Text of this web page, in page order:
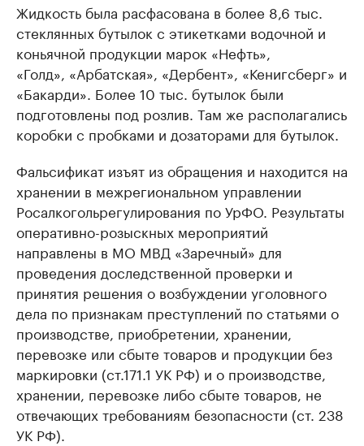
Жидкость была расфасована в более 8,6 тыс.
стеклянных бутылок с этикетками водочной и
коньячной продукции марок «Нефть»,
«Голд», «Арбатская», «Дербент», «Кенигсберг» и
«Бакарди». Более 10 тыс. бутылок были
подготовлены под розлив. Там же располагались
коробки с пробками и дозаторами для бутылок.
Фальсификат изъят из обращения и находится на
хранении в межрегиональном управлении
Росалкогольрегулирования по УрФО. Результаты
оперативно-розыскных мероприятий
направлены в МО МВД «Заречный» для
проведения доследственной проверки и
принятия решения о возбуждении уголовного
дела по признакам преступлений по статьями о
производстве, приобретении, хранении,
перевозке или сбыте товаров и продукции без
маркировки (ст.171.1 УК РФ) и о производстве,
хранении, перевозке либо сбыте товаров, не
отвечающих требованиям безопасности (ст. 238
УК РФ).